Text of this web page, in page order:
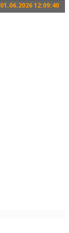
01.06.2026 12:09:40